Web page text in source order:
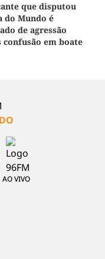
que disputou
do Mundo é
de agressão
confusão em boate
AO VIVO